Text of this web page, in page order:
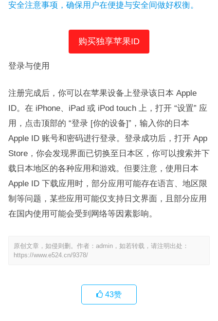
安全注意事项，确保用户在便捷与安全间做好权衡。
购买独享苹果ID
登录与使用​
注册完成后，你可以在苹果设备上登录该日本 Apple
ID。在 iPhone、iPad 或 iPod touch 上，打开 “设置” 应
用，点击顶部的 “登录 [你的设备]”，输入你的日本
Apple ID 账号和密码进行登录。登录成功后，打开 App
Store，你会发现界面已切换至日本区，你可以搜索并下
载日本地区的各种应用和游戏。但要注意，使用日本
Apple ID 下载应用时，部分应用可能存在语言、地区限
制等问题，某些应用可能仅支持日文界面，且部分应用
在国内使用可能会受到网络等因素影响。
原创文章，如侵则删。作者：admin，如若转载，请注明出处：
https://www.e524.cn/9378/
43赞